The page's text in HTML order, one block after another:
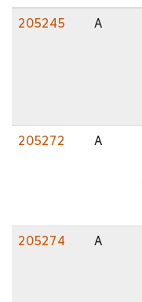
205245 A
205272 A
205274 A